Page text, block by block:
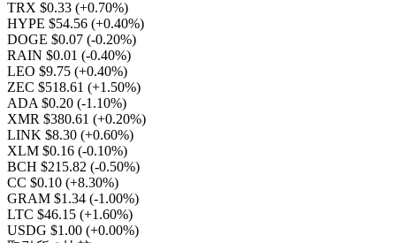
TRX $0.33 (+0.70%)
HYPE $54.56 (+0.40%)
DOGE $0.07 (-0.20%)
RAIN $0.01 (-0.40%)
LEO $9.75 (+0.40%)
ZEC $518.61 (+1.50%)
ADA $0.20 (-1.10%)
XMR $380.61 (+0.20%)
LINK $8.30 (+0.60%)
XLM $0.16 (-0.10%)
BCH $215.82 (-0.50%)
CC $0.10 (+8.30%)
GRAM $1.34 (-1.00%)
LTC $46.15 (+1.60%)
USDG $1.00 (+0.00%)